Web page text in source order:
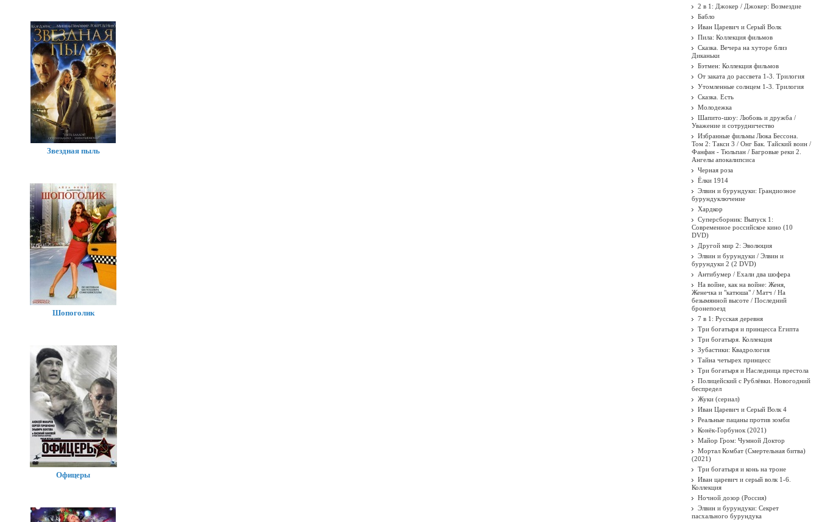
Звездная пыль
Шопоголик
Офицеры
2 в 1: Джокер / Джокер: Возмездие
Бабло
Иван Царевич и Серый Волк
Пила: Коллекция фильмов
Сказка. Вечера на хуторе близ
Диканьки
Бэтмен: Коллекция фильмов
От заката до рассвета 1-3. Трилогия
Утомленные солнцем 1-3. Трилогия
Сказка. Есть
Молодежка
Шапито-шоу: Любовь и дружба /
Уважение и сотрудничество
Избранные фильмы Люка Бессона.
Том 2: Такси 3 / Онг Бак. Тайский воин /
Фанфан - Тюльпан / Багровые реки 2.
Ангелы апокалипсиса
Черная роза
Ёлки 1914
Элвин и бурундуки: Грандиозное
бурундуключение
Хардкор
Суперсборник: Выпуск 1:
Современное российское кино (10
DVD)
Другой мир 2: Эволюция
Элвин и бурундуки / Элвин и
бурундуки 2 (2 DVD)
Антибумер / Ехали два шофера
На войне, как на войне: Женя,
Женечка и "катюша" / Матч / На
безымянной высоте / Последний
бронепоезд
7 в 1: Русская деревня
Три богатыря и принцесса Египта
Три богатыря. Коллекция
Зубастики: Квадрология
Тайна четырех принцесс
Три богатыря и Наследница престола
Полицейский с Рублёвки. Новогодний
беспредел
Жуки (сериал)
Иван Царевич и Серый Волк 4
Реальные пацаны против зомби
Конёк-Горбунок (2021)
Майор Гром: Чумной Доктор
Мортал Комбат (Смертельная битва)
(2021)
Три богатыря и конь на троне
Иван царевич и серый волк 1-6.
Коллекция
Ночной дозор (Россия)
Элвин и бурундуки: Секрет
пасхального бурундука